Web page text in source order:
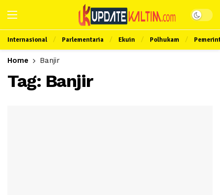
Internasional Parlementaria Ekuin Polhukam
Home Banjir
Tag: Banjir